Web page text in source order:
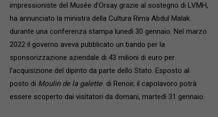
impressioniste del Musée d’Orsay grazie al sostegno di LVMH,
ha annunciato la ministra della Cultura Rima Abdul Malak
durante una conferenza stampa lunedì 30 gennaio. Nel marzo
2022 il governo aveva pubblicato un bando per la
sponsorizzazione aziendale di 43 milioni di euro per
l’acquisizione del dipinto da parte dello Stato. Esposto al
posto di Moulin de la galette di Renoir, il capolavoro potrà
essere scoperto dai visitatori da domani, martedì 31 gennaio.